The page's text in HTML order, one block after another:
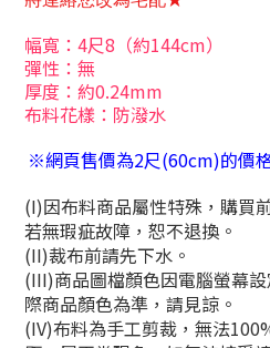
幅寬：4尺8（約144cm）
彈性：無
厚度：約0.24mm
布料花樣：防潑水
※網頁售價為2尺(60cm)的價
(I)因布料商品屬性特殊，購買
若無瑕疵故障，恕不退換。
(II)裁布前請先下水。
(III)商品圖檔顏色因電腦螢幕
際商品顏色為準，請見諒。
(IV)布料為手工剪裁，無法